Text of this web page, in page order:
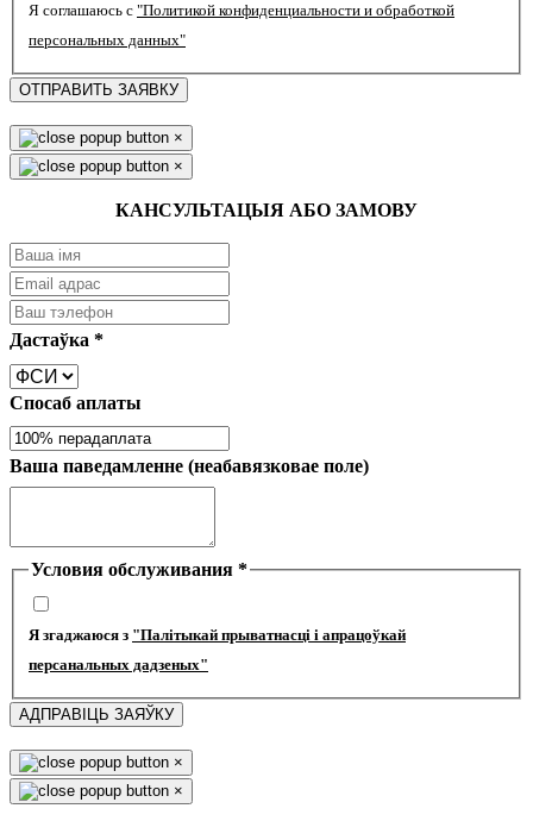
Я соглашаюсь с "Политикой конфиденциальности и обработкой
персональных данных"
ОТПРАВИТЬ ЗАЯВКУ
×
×
КАНСУЛЬТАЦЫЯ АБО ЗАМОВУ
Дастаўка *
Спосаб аплаты
Ваша паведамленне (неабавязковае поле)
Условия обслуживания *
Я згаджаюся з "Палітыкай прыватнасці і апрацоўкай
персанальных дадзеных"
АДПРАВІЦЬ ЗАЯЎКУ
×
×